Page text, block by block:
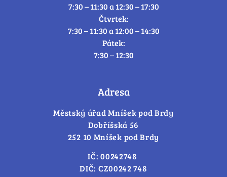
7:30 – 11:30 a 12:30 – 17:30
Čtvrtek:
7:30 – 11:30 a 12:00 – 14:30
Pátek:
7:30 – 12:30
Adresa
Městský úřad Mníšek pod Brdy
Dobříšská 56
252 10 Mníšek pod Brdy
IČ: 00242748
DIČ: CZ00242 748